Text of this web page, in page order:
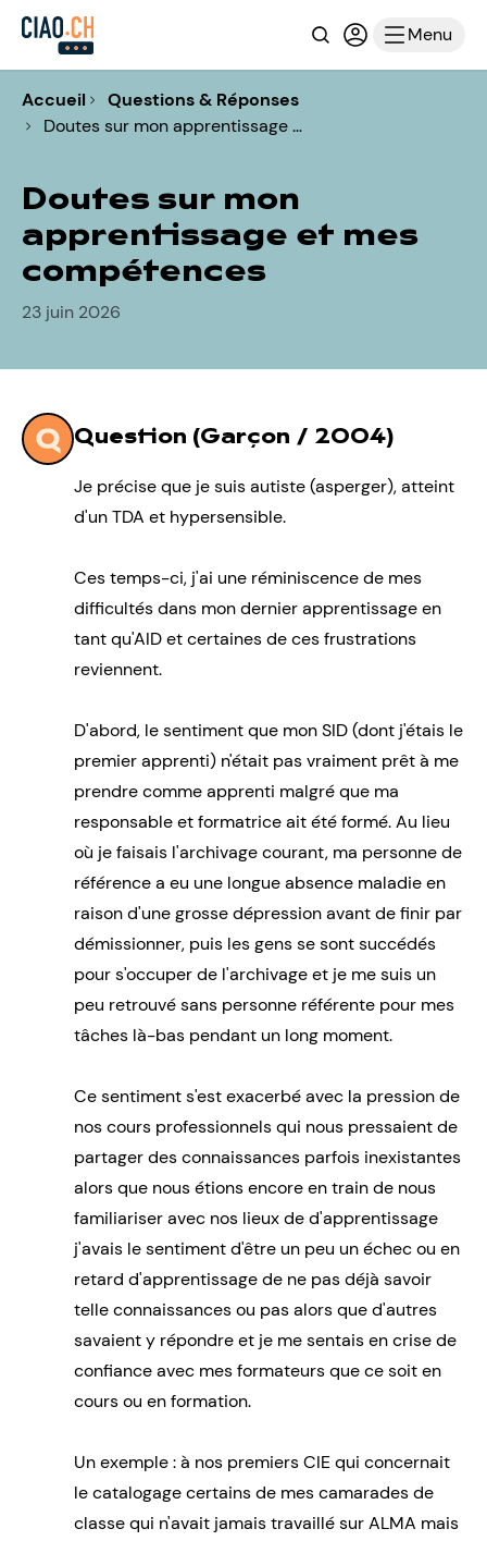
RechercheConnexion
Menu
Accueil
Questions & Réponses
Doutes sur mon apprentissage …
Doutes sur mon
apprentissage et mes
compétences
23 juin 2026
Question (Garçon / 2004)
Je précise que je suis autiste (asperger), atteint
d'un TDA et hypersensible.
Ces temps-ci, j'ai une réminiscence de mes
difficultés dans mon dernier apprentissage en
tant qu'AID et certaines de ces frustrations
reviennent.
D'abord, le sentiment que mon SID (dont j'étais le
premier apprenti) n'était pas vraiment prêt à me
prendre comme apprenti malgré que ma
responsable et formatrice ait été formé. Au lieu
où je faisais l'archivage courant, ma personne de
référence a eu une longue absence maladie en
raison d'une grosse dépression avant de finir par
démissionner, puis les gens se sont succédés
pour s'occuper de l'archivage et je me suis un
peu retrouvé sans personne référente pour mes
tâches là-bas pendant un long moment.
Ce sentiment s'est exacerbé avec la pression de
nos cours professionnels qui nous pressaient de
partager des connaissances parfois inexistantes
alors que nous étions encore en train de nous
familiariser avec nos lieux de d'apprentissage
j'avais le sentiment d'être un peu un échec ou en
retard d'apprentissage de ne pas déjà savoir
telle connaissances ou pas alors que d'autres
savaient y répondre et je me sentais en crise de
confiance avec mes formateurs que ce soit en
cours ou en formation.
Un exemple : à nos premiers CIE qui concernait
le catalogage certains de mes camarades de
classe qui n'avait jamais travaillé sur ALMA mais